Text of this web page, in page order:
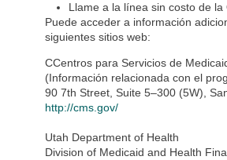
Llame a la línea sin costo de
Puede acceder a información
siguientes sitios web:
CCentros para Servicios de
(Información relacionada con el
90 7th Street, Suite 5–300 (5W),
http://cms.gov/
Utah Department of Health
Division of Medicaid and Health